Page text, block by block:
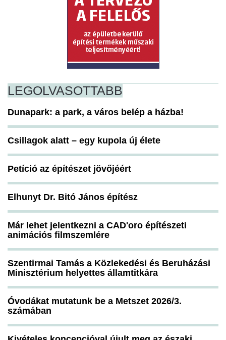
LEGOLVASOTTABB
Dunapark: a park, a város belép a házba!
Csillagok alatt – egy kupola új élete
Petíció az építészet jövőjéért
Elhunyt Dr. Bitó János építész
Már lehet jelentkezni a CAD'oro építészeti
animációs filmszemlére
Szentirmai Tamás a Közlekedési és Beruházási
Minisztérium helyettes államtitkára
Óvodákat mutatunk be a Metszet 2026/3.
számában